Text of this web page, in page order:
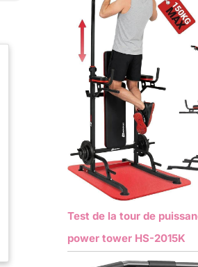
Test de la tour de
power tower HS-2015K